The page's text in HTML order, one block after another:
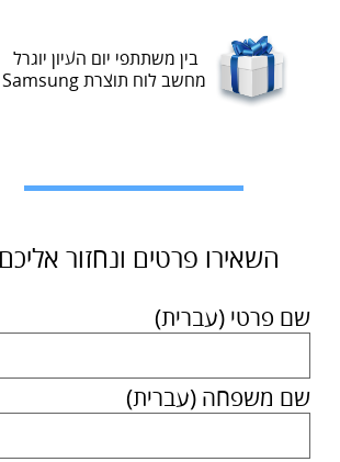
בין משתתפי יום העיון יוגרל
מחשב לוח תוצרת Samsung
השאירו פרטים ונחזור
שם פרטי (עברית)
שם משפחה (עברית)